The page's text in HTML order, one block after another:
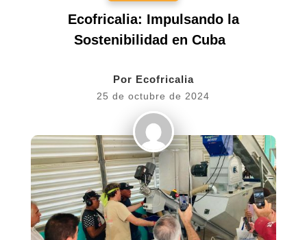
Ecofricalia: Impulsando la
Sostenibilidad en Cuba
Por Ecofricalia
25 de octubre de 2024